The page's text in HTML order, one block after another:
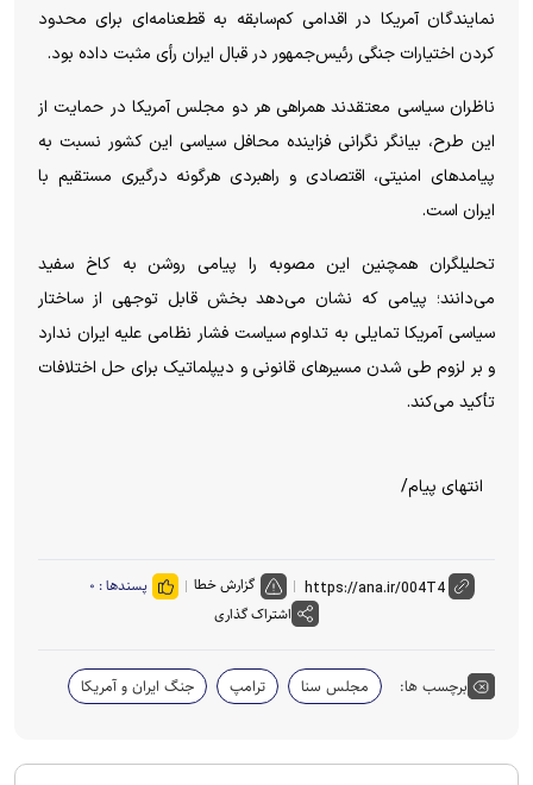
نمایندگان آمریکا در اقدامی کم‌سابقه به قطعنامه‌ای برای محدود
کردن اختیارات جنگی رئیس‌جمهور در قبال ایران رأی مثبت داده بود.
ناظران سیاسی معتقدند همراهی هر دو مجلس آمریکا در حمایت از
این طرح، بیانگر نگرانی فزاینده محافل سیاسی این کشور نسبت به
پیامد‌های امنیتی، اقتصادی و راهبردی هرگونه درگیری مستقیم با
ایران است.
تحلیلگران همچنین این مصوبه را پیامی روشن به کاخ سفید
می‌دانند؛ پیامی که نشان می‌دهد بخش قابل توجهی از ساختار
سیاسی آمریکا تمایلی به تداوم سیاست فشار نظامی علیه ایران ندارد
و بر لزوم طی شدن مسیر‌های قانونی و دیپلماتیک برای حل اختلافات
تأکید می‌کند.
انتهای پیام/
گزارش خطا پسندها : ۰
اشتراک گذاری
برچسب ها: مجلس سنا ترامپ جنگ ایران و آمریکا